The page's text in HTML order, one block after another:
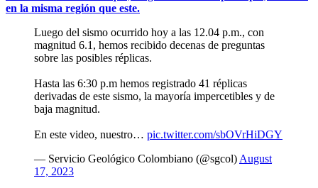
en la misma región que este.
Luego del sismo ocurrido hoy a las 12.04 p.m., con
magnitud 6.1, hemos recibido decenas de preguntas
sobre las posibles réplicas.
Hasta las 6:30 p.m hemos registrado 41 réplicas
derivadas de este sismo, la mayoría impercetibles y de
baja magnitud.
En este video, nuestro… pic.twitter.com/sbOVrHiDGY
— Servicio Geológico Colombiano (@sgcol) August
17, 2023